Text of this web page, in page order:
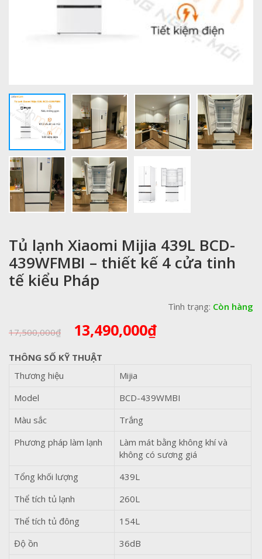
Tủ lạnh Xiaomi Mijia 439L BCD-
439WFMBI – thiết kế 4 cửa tinh
tế kiểu Pháp
Tình trạng: Còn hàng
17,500,000₫ Giá
gốc
là:
17,500,000₫.
13,490,000₫Giá
THÔNG SỐ KỸ THUẬT
Thương hiệu
Mijia
Model
BCD-439WMBI
Màu sắc
Trắng
Phương pháp làm lạnh
Làm mát bằng không khí và
không có sương giá
Tổng khối lượng
439L
Thể tích tủ lạnh
260L
Thể tích tủ đông
154L
Độ ồn
36dB